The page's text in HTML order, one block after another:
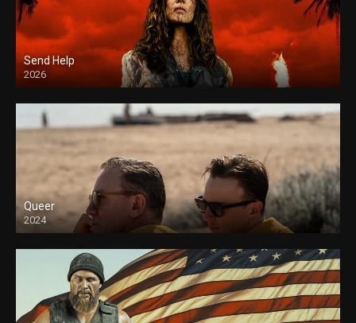
Send Help
2026
Queer
2024